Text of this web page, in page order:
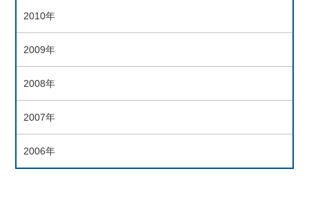
2010年
2009年
2008年
2007年
2006年